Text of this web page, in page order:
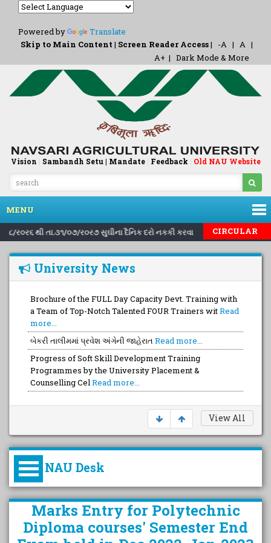
Powered by
Translate
Skip to Main Content | Screen Reader Access| -A | A |
A+ | Dark Mode & More
Vision | Sambandh Setu | Mandate| Feedback | Old NAU Website
MENU
થી તા.૩૧/૦૭/ર૦ર૭ સુઘીના દૈનિક દરો નકકી કરવા બાબત.. | |Inviting
CIRCULAR
University News
Brochure of the FULL Day Capacity Devt. Training with
a Team of Top-Notch Talented FOUR Trainers witRead
more...
બેકરી તાલીમમાં પ્રવેશ અંગેની જાહેરાત Read more...
Progress of Soft Skill Development Training
Programmes by the University Placement &
Counselling CelRead more...
View All
NAU Desk
કુલપતિની પરિવર્તનકારી પહેલનું
વિહંગાવલોકન (ઓક્ટોબર ૨૦૨૦-૨૦૨૫)
Marks Entry for Polytechnic
Diploma courses' Semester End